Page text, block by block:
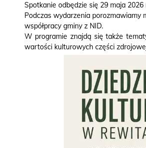
Spotkanie odbędzie się 29 maja
Podczas wydarzenia
współpracy gminy z NID.
W programie znajdą się także
wartości kulturowych części